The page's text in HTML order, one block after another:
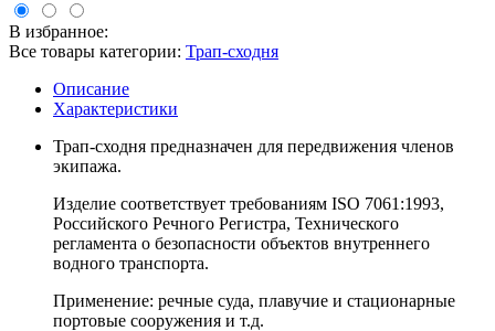
В избранное:
Все товары категории: Трап-сходня
Описание
Характеристики
Трап-сходня предназначен для передвижения членов
экипажа.
Изделие соответствует требованиям ISO 7061:1993,
Российского Речного Регистра, Технического
регламента о безопасности объектов внутреннего
водного транспорта.
Применение: речные суда, плавучие и стационарные
портовые сооружения и т.д.